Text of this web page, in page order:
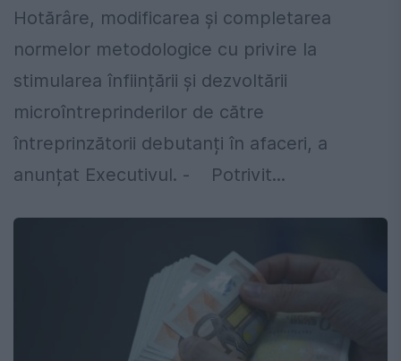
Hotărâre, modificarea și completarea
normelor metodologice cu privire la
stimularea înființării și dezvoltării
microîntreprinderilor de către
întreprinzătorii debutanți în afaceri, a
anunțat Executivul. - Potrivit...